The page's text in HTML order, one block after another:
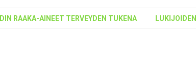
RAAKA-AINEET TERVEYDEN TUKENA